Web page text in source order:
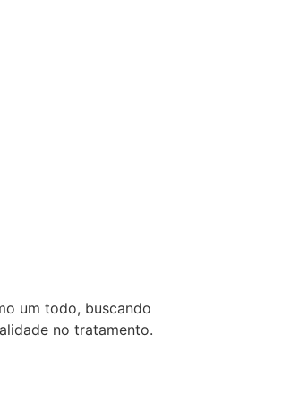
um todo, buscando
no tratamento.